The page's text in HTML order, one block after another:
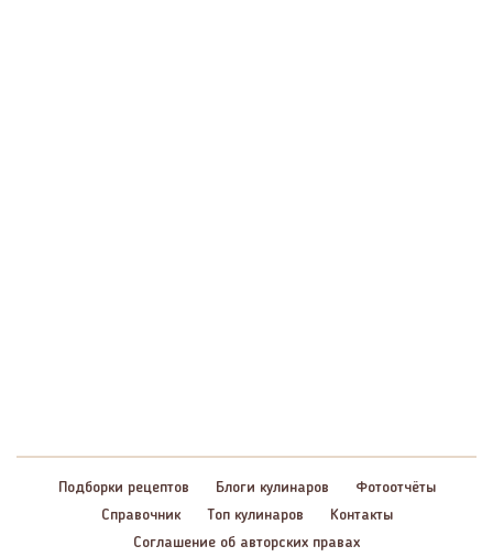
Подборки рецептов Блоги кулинаров
Фотоотчёты
Справочник
Топ кулинаров
Контакты
Соглашение об авторских правах